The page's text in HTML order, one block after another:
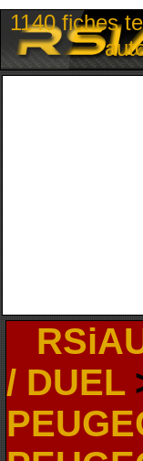
1140 fiches
/ DUEL